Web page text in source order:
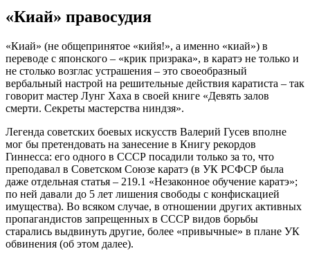
«Киай» правосудия
«Киай» (не общепринятое «кийя!», а именно «киай») в
переводе с японского – «крик призрака», в каратэ не только и
не столько возглас устрашения – это своеобразный
вербальный настрой на решительные действия каратиста – так
говорит мастер Лунг Хаха в своей книге «Девять залов
смерти. Секреты мастерства ниндзя».
Легенда советских боевых искусств Валерий Гусев вполне
мог бы претендовать на занесение в Книгу рекордов
Гиннесса: его одного в СССР посадили только за то, что
преподавал в Советском Союзе каратэ (в УК РСФСР была
даже отдельная статья – 219.1 «Незаконное обучение каратэ»;
по ней давали до 5 лет лишения свободы с конфискацией
имущества). Во всяком случае, в отношении других активных
пропагандистов запрещенных в СССР видов борьбы
старались выдвинуть другие, более «привычные» в плане УК
обвинения (об этом далее).